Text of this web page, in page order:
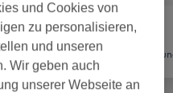
und Cookies von
zu personalisieren,
und unseren
Wir geben auch
unserer Webseite an